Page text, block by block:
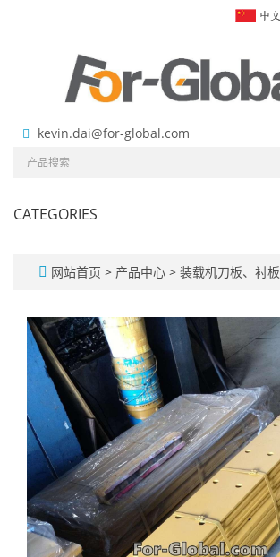
kevin.dai@for-global.com
CATEGORIES
网站首页 > 产品中心 > 装载机刀板、衬板